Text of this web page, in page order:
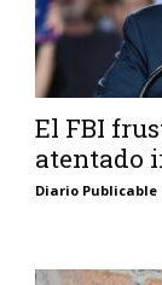
El FBI
atentado
Diario Publicable